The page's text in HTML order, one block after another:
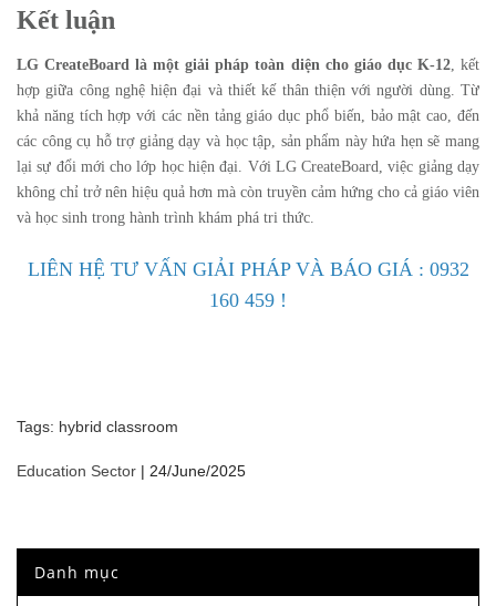
Kết luận
LG CreateBoard là một giải pháp toàn diện cho giáo dục K-12, kết
hợp giữa công nghệ hiện đại và thiết kế thân thiện với người dùng. Từ
khả năng tích hợp với các nền tảng giáo dục phổ biến, bảo mật cao, đến
các công cụ hỗ trợ giảng dạy và học tập, sản phẩm này hứa hẹn sẽ mang
lại sự đổi mới cho lớp học hiện đại. Với LG CreateBoard, việc giảng dạy
không chỉ trở nên hiệu quả hơn mà còn truyền cảm hứng cho cả giáo viên
và học sinh trong hành trình khám phá tri thức.
LIÊN HỆ TƯ VẤN GIẢI PHÁP VÀ BÁO GIÁ : 0932
160 459 !
Tags: hybrid classroom
Education Sector | 24/June/2025
Danh mục